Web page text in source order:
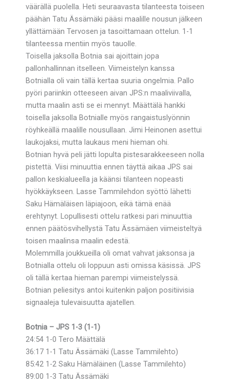
väärällä puolella. Heti seuraavasta tilanteesta toiseen
päähän Tatu Ässämäki pääsi maalille nousun jälkeen
yllättämään Tervosen ja tasoittamaan ottelun. 1-1
tilanteessa mentiin myös tauolle.
Toisella jaksolla Botnia sai ajoittain jopa
pallonhallinnan itselleen. Viimeistelyn kanssa
Botnialla oli vain tällä kertaa suuria ongelmia. Pallo
pyöri pariinkin otteeseen aivan JPS:n maaliviivalla,
mutta maalin asti se ei mennyt. Määttälä hankki
toisella jaksolla Botnialle myös rangaistuslyönnin
röyhkeällä maalille nousullaan. Jimi Heinonen asettui
laukojaksi, mutta laukaus meni hieman ohi.
Botnian hyvä peli jätti lopulta pistesarakkeeseen nolla
pistettä. Viisi minuuttia ennen täyttä aikaa JPS sai
pallon keskialueella ja käänsi tilanteen nopeasti
hyökkäykseen. Lasse Tammilehdon syöttö lähetti
Saku Hämäläisen läpiajoon, eikä tämä enää
erehtynyt. Lopullisesti ottelu ratkesi pari minuuttia
ennen päätösvihellystä Tatu Ässämäen viimeisteltyä
toisen maalinsa maalin edestä.
Molemmilla joukkueilla oli omat vahvat jaksonsa ja
Botnialla ottelu oli loppuun asti omissa käsissä. JPS
oli tällä kertaa hieman parempi viimeistelyssä.
Botnian peliesitys antoi kuitenkin paljon positiivisia
signaaleja tulevaisuutta ajatellen.
Botnia – JPS 1-3 (1-1)
24:54 1-0 Tero Määttälä
36:17 1-1 Tatu Ässämäki (Lasse Tammilehto)
85:42 1-2 Saku Hämäläinen (Lasse Tammilehto)
89:00 1-3 Tatu Ässämäki